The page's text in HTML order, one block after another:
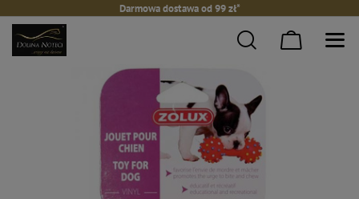
Darmowa dostawa od 99 zł*